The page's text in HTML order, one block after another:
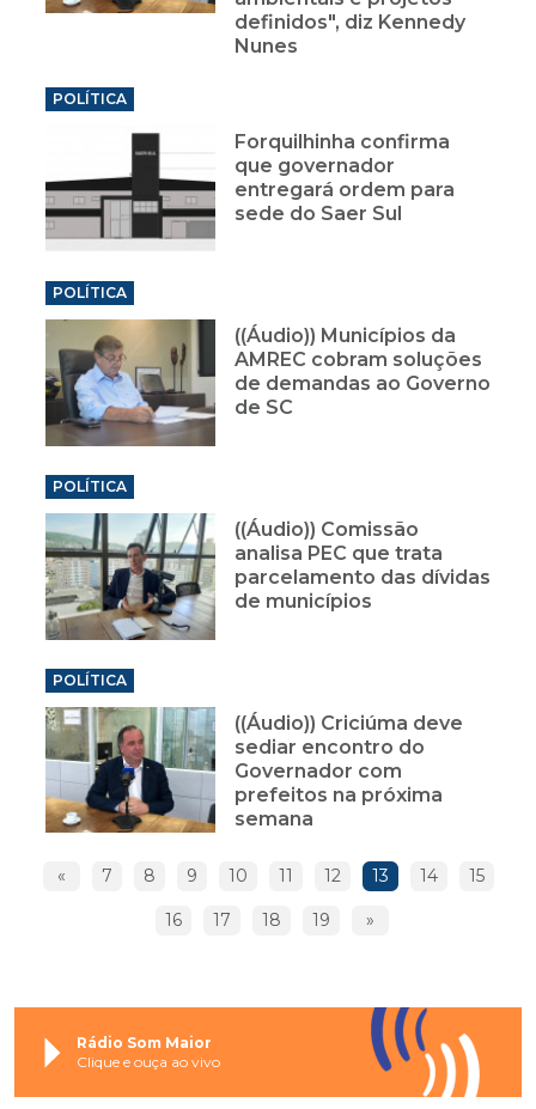
definidos", diz Kennedy
Nunes
POLÍTICA
Forquilhinha confirma
que governador
entregará ordem para
sede do Saer Sul
POLÍTICA
((Áudio)) Municípios da
AMREC cobram soluções
de demandas ao Governo
de SC
POLÍTICA
((Áudio)) Comissão
analisa PEC que trata
parcelamento das dívidas
de municípios
POLÍTICA
((Áudio)) Criciúma deve
sediar encontro do
Governador com
prefeitos na próxima
semana
« 7 8 9 10 11 12 13 14 15
16 17 18 19 »
Rádio Som Maior
Clique e ouça ao vivo